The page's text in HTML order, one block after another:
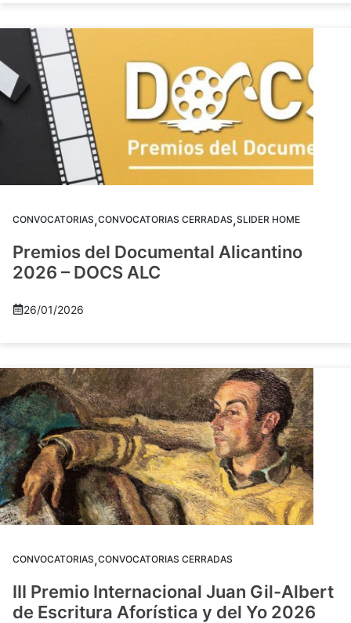
CONVOCATORIAS,CONVOCATORIAS CERRADAS,SLIDER HOME
Premios del Documental Alicantino
2026 – DOCS ALC
26/01/2026
CONVOCATORIAS,CONVOCATORIAS CERRADAS
III Premio Internacional Juan Gil-Albert
de Escritura Aforística y del Yo 2026